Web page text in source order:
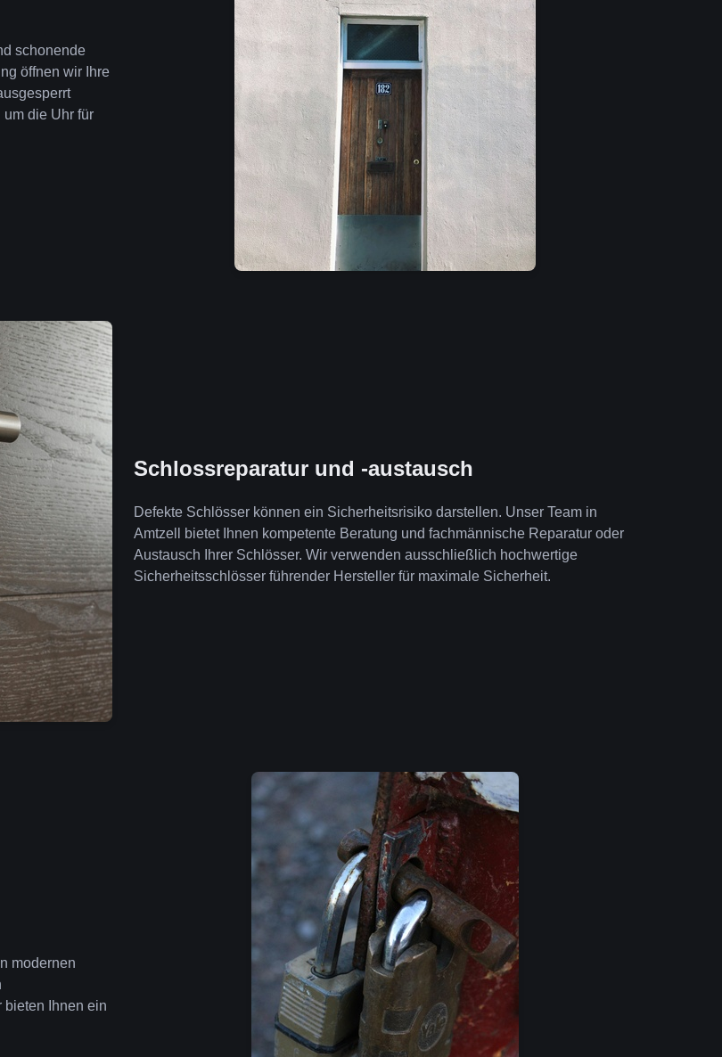
schonende
öffnen wir Ihre
die Uhr für
Schlossreparatur und -austausch
Defekte Schlösser können ein Sicherheitsrisiko darstellen. Unser Team in
Amtzell bietet Ihnen kompetente Beratung und fachmännische Reparatur oder
Austausch Ihrer Schlösser. Wir verwenden ausschließlich hochwertige
Sicherheitsschlösser führender Hersteller für maximale Sicherheit.
modernen
bieten Ihnen ein